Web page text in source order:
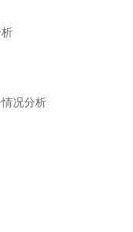
况分析